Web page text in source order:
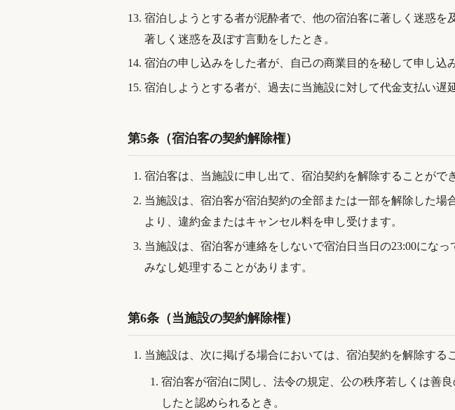
宿泊しようとする者が泥酔者で、他の宿泊客に著しく迷惑
著しく迷惑を及ぼす言動をしたとき。
宿泊の申し込みをした者が、自己の商業目的を秘して申し込
宿泊しようとする者が、過去に当施設に対して代金支払い遅
第5条（宿泊客の契約解除権）
宿泊客は、当施設に申し出て、宿泊契約を解除することがで
当施設は、宿泊客が宿泊契約の全部または一部を解除した
より、違約金またはキャンセル料を申し受けます。
当施設は、宿泊客が連絡をしないで宿泊日当日の23:00にな
みなし処理することがあります。
第6条（当施設の契約解除権）
当施設は、次に掲げる場合においては、宿泊契約を解除する
宿泊客が宿泊に関し、法令の規定、公の秩序若しくは善
したと認められるとき。